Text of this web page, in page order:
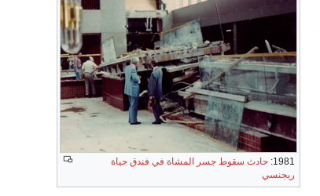
1981: حادث سقوط جسر المشاة في فندق حياة
ريجنسي